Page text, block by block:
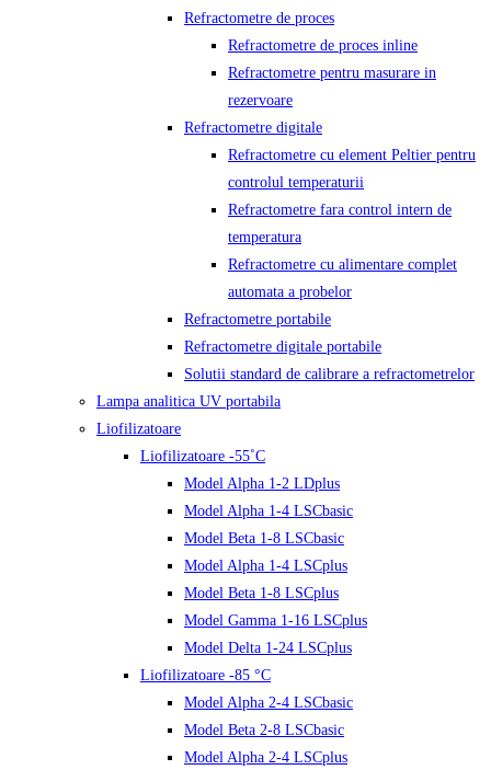
Refractometre de proces
Refractometre de proces inline
Refractometre pentru masurare in
rezervoare
Refractometre digitale
Refractometre cu element Peltier pentru
controlul temperaturii
Refractometre fara control intern de
temperatura
Refractometre cu alimentare complet
automata a probelor
Refractometre portabile
Refractometre digitale portabile
Solutii standard de calibrare a refractometrelor
Lampa analitica UV portabila
Liofilizatoare
Liofilizatoare -55˚C
Model Alpha 1-2 LDplus
Model Alpha 1-4 LSCbasic
Model Beta 1-8 LSCbasic
Model Alpha 1-4 LSCplus
Model Beta 1-8 LSCplus
Model Gamma 1-16 LSCplus
Model Delta 1-24 LSCplus
Liofilizatoare -85 °C
Model Alpha 2-4 LSCbasic
Model Beta 2-8 LSCbasic
Model Alpha 2-4 LSCplus